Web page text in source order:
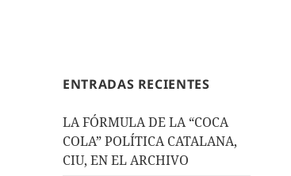
ENTRADAS RECIENTES
LA FÓRMULA DE LA “COCA
COLA” POLÍTICA CATALANA,
CIU, EN EL ARCHIVO